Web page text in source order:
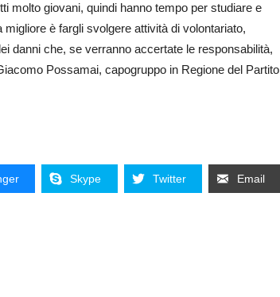
molto giovani, quindi hanno tempo per studiare e
è fargli svolgere attività di volontariato,
danni che, se verranno accertate le responsabilità,
Possamai, capogruppo in Regione del Partito
Skype Twitter Email